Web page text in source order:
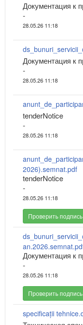
Документация к
-
28.05.26 11:18
Документация к
-
28.05.26 11:18
tenderNotice
-
28.05.26 11:18
2026).semnat.pdf
tenderNotice
-
28.05.26 11:18
Проверить подпись
Документация к
-
28.05.26 11:18
Проверить подпись
specificații